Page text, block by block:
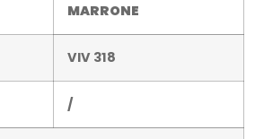
MARRONE
VIV 318
/